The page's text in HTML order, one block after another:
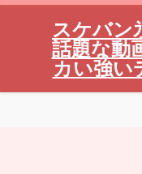
スケバン
話題な動
カい強い